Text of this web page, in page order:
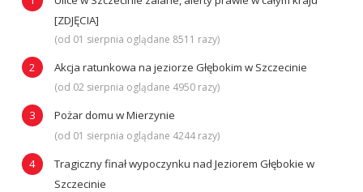
[ZDJĘCIA]
(od 01 sierpnia oglądane 8511 razy)
Akcja ratunkowa na jeziorze Głębokim w Szczecinie
(od 02 sierpnia oglądane 4950 razy)
Pożar domu w Mierzynie
(od 01 sierpnia oglądane 4244 razy)
Tragiczny finał wypoczynku nad Jeziorem Głębokie w
Szczecinie